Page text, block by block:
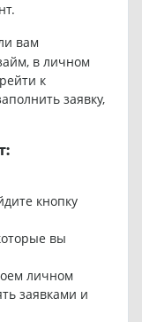
вам
в личном
к
заявку,
кнопку
вы
личном
заявками и